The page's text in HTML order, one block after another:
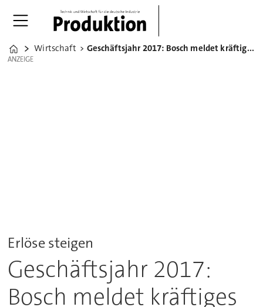
Home
Wirtschaft Geschäftsjahr 2017: Bosch meldet kräftiges Plus beim Umsatz
ANZEIGE
ANZEIGE
Erlöse steigen
Geschäftsjahr 2017:
Bosch meldet kräftiges